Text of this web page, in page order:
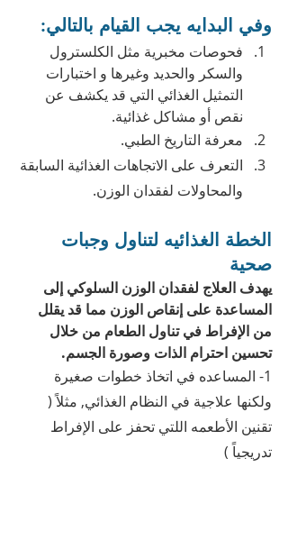
وفي البدايه يجب القيام بالتالي:
فحوصات مخبرية مثل الكلسترول
والسكر والحديد وغيرها و اختبارات
التمثيل الغذائي التي قد يكشف عن
نقص أو مشاكل غذائية.
معرفة التاريخ الطبي.
التعرف على الاتجاهات الغذائية السابقة
والمحاولات لفقدان الوزن.
الخطة الغذائيه لتناول وجبات
صحية
يهدف العلاج لفقدان الوزن السلوكي إلى
المساعدة على إنقاص الوزن مما قد يقلل
من الإفراط في تناول الطعام من خلال
تحسين احترام الذات وصورة الجسم.
1- المساعده في اتخاذ خطوات صغيرة
ولكنها علاجية في النظام الغذائي, مثلاً (
تقنين الأطعمه اللتي تحفز على الإفراط
تدريجياً )